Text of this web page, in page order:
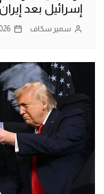
إسرائيل بعد
سمير سكاف